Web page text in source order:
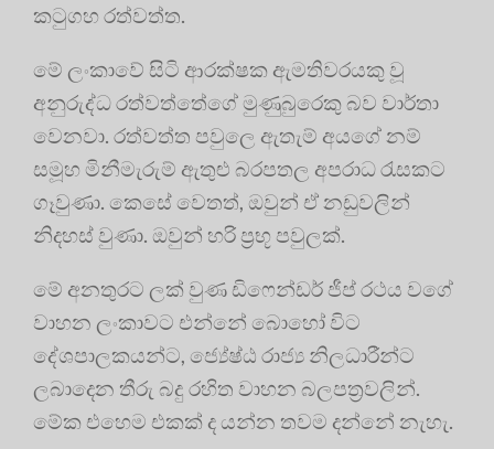
කටුගහ රත්වත්ත.
මේ ලංකාවේ සිටි ආරක්ෂක ඇමතිවරයකු වූ
අනුරුද්ධ රත්වත්තේගේ මුණුබුරෙකු බව වාර්තා
වෙනවා. රත්වත්ත පවුලෙ ඇතැම් අයගේ නම්
සමූහ මිනීමැරුම් ඇතුළු බරපතල අපරාධ රැසකට
ගෑවුණා. කෙසේ වෙතත්, ඔවුන් ඒ නඩුවලින්
නිදහස් වුණා. ඔවුන් හරි ප්‍රභූ පවුලක්.
මේ අනතුරට ලක් වුණ ඩිෆෙන්ඩර් ජීප් රථය වගේ
වාහන ලංකාවට එන්නේ බොහෝ විට
දේශපාලකයන්ට, ජ්‍යේෂ්ඨ රාජ්‍ය නිලධාරීන්ට
ලබාදෙන තීරු බදු රහිත වාහන බලපත්‍රවලින්.
මේක එහෙම එකක් ද යන්න තවම දන්නේ නැහැ.